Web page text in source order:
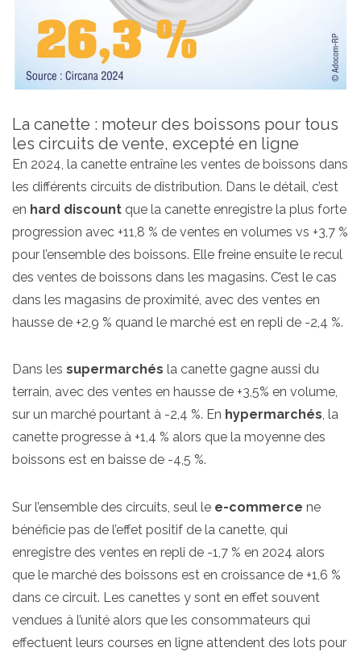
La canette : moteur des boissons pour tous
les circuits de vente, excepté en ligne
En 2024, la canette entraîne les ventes de boissons dans
les différents circuits de distribution. Dans le détail, c’est
en hard discount que la canette enregistre la plus forte
progression avec +11,8 % de ventes en volumes vs +3,7 %
pour l’ensemble des boissons. Elle freine ensuite le recul
des ventes de boissons dans les magasins. C’est le cas
dans les magasins de proximité, avec des ventes en
hausse de +2,9 % quand le marché est en repli de -2,4 %.
Dans les supermarchés la canette gagne aussi du
terrain, avec des ventes en hausse de +3,5% en volume,
sur un marché pourtant à -2,4 %. En hypermarchés, la
canette progresse à +1,4 % alors que la moyenne des
boissons est en baisse de -4,5 %.
Sur l’ensemble des circuits, seul le e-commerce ne
bénéficie pas de l’effet positif de la canette, qui
enregistre des ventes en repli de -1,7 % en 2024 alors
que le marché des boissons est en croissance de +1,6 %
dans ce circuit. Les canettes y sont en effet souvent
vendues à l’unité alors que les consommateurs qui
effectuent leurs courses en ligne attendent des lots pour